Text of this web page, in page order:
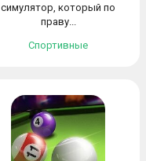
симулятор, который по
праву...
Спортивные